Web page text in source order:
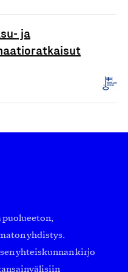
ja
puolueeton,
yhdistys.
yhteiskunnan kirjo